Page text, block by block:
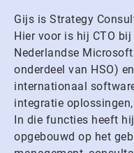
Gijs is Strategy
Hier voor is hij CTO
Nederlandse
onderdeel van HSO)
internationaal
integratie
In die functies heeft
opgebouwd op het